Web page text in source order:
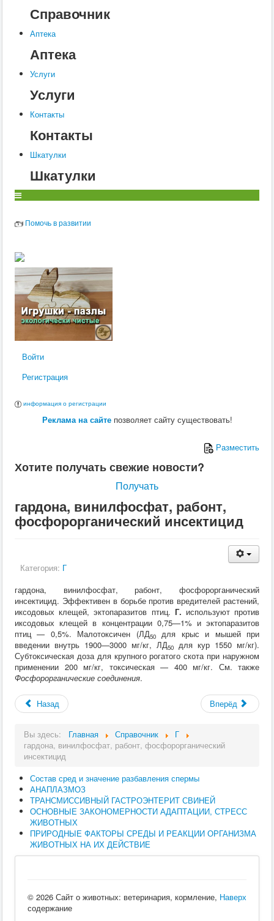
Справочник
Аптека
Аптека
Услуги
Услуги
Контакты
Контакты
Шкатулки
Шкатулки
Помочь в развитии
Войти
Регистрация
информация о регистрации
Реклама на сайтепозволяет сайту существовать!
Разместить
Хотите получать свежие новости?
Получать
гардона, винилфосфат, рабонт,
фосфорорганический инсектицид
Категория: Г
гардона, винилфосфат, рабонт, фосфорорганический
инсектицид. Эффективен в борьбе против вредителей растений,
иксодовых клещей, эктопаразитов птиц. Г. используют против
иксодовых клещей в концентрации 0,75—1% и эктопаразитов
птиц — 0,5%. Малотоксичен (ЛД50для крыс и мышей при
введении внутрь 1900—3000 мг/кг, ЛД50 для кур 1550 мг/кг).
Субтоксическая доза для крупного рогатого скота при наружном
применении 200 мг/кг, токсическая — 400 мг/кг. См. также
Фосфорорганические соединения.
Назад Вперёд
Вы здесь: Главная Справочник
Г
гардона, винилфосфат, рабонт, фосфорорганический
инсектицид
Состав сред и значение разбавления спермы
АНАПЛАЗМОЗ
ТРАНСМИССИВНЫЙ ГАСТРОЭНТЕРИТ СВИНЕЙ
ОСНОВНЫЕ ЗАКОНОМЕРНОСТИ АДАПТАЦИИ, СТРЕСС
ЖИВОТНЫХ
ПРИРОДНЫЕ ФАКТОРЫ СРЕДЫ И РЕАКЦИИ ОРГАНИЗМА
ЖИВОТНЫХ НА ИХ ДЕЙСТВИЕ
Наверх
© 2026 Сайт о животных: ветеринария, кормление,
содержание